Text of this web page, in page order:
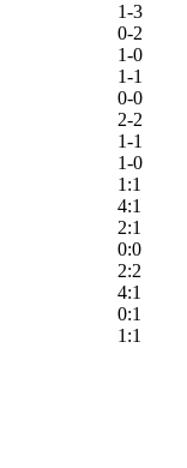
1-3
0-2
1-0
1-1
0-0
2-2
1-1
1-0
1:1
4:1
2:1
0:0
2:2
4:1
0:1
1:1